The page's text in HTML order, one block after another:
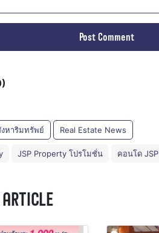
หาริมทรัพย์ Real Estate News
JSP Property โปรโมชั่น คอนโด JSP